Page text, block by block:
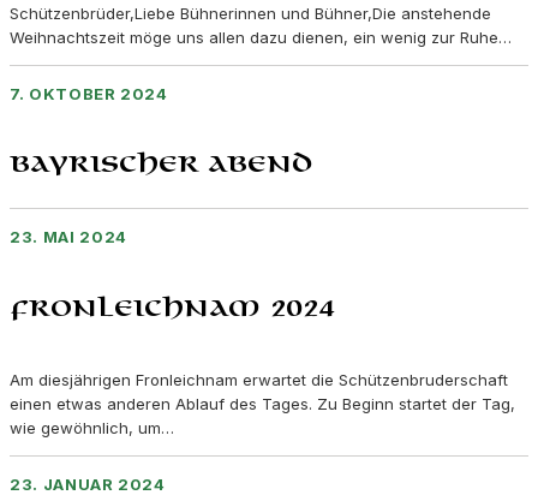
Schützenbrüder,Liebe Bühnerinnen und Bühner,Die anstehende
Weihnachtszeit möge uns allen dazu dienen, ein wenig zur Ruhe…
7. OKTOBER 2024
Bayrischer Abend
23. MAI 2024
Fronleichnam 2024
Am diesjährigen Fronleichnam erwartet die Schützenbruderschaft
einen etwas anderen Ablauf des Tages. Zu Beginn startet der Tag,
wie gewöhnlich, um…
23. JANUAR 2024